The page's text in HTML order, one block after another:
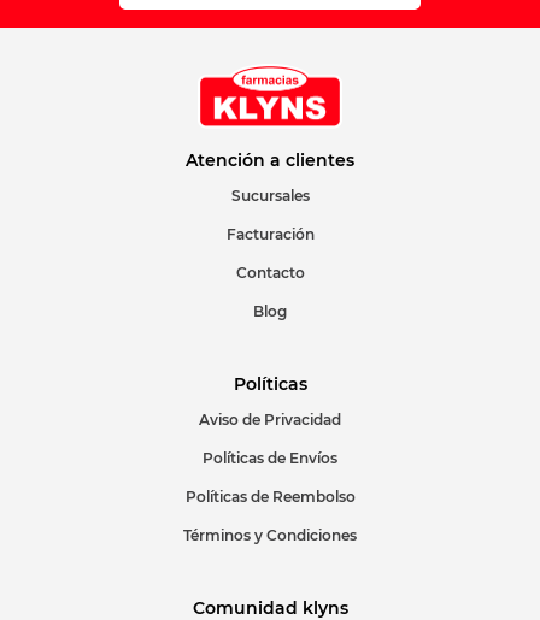
Correo electrónico
ENVIAR COMENTARIO
Atención a clientes
Sucursales
Facturación
Contacto
Blog
Políticas
Aviso de Privacidad
Políticas de Envíos
Políticas de Reembolso
Términos y Condiciones
Comunidad klyns